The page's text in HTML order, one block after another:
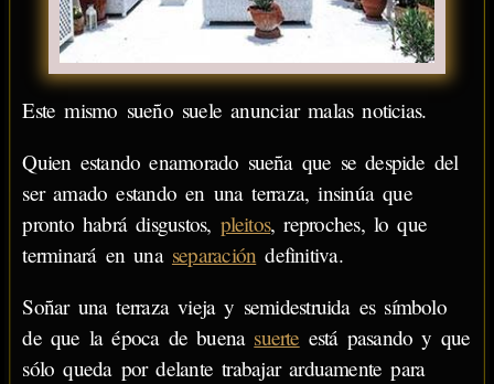
Este mismo sueño suele anunciar malas noticias.
Quien estando enamorado sueña que se despide del
ser amado estando en una terraza, insinúa que
pronto habrá disgustos, pleitos, reproches, lo que
terminará en una separación definitiva.
Soñar una terraza vieja y semidestruida es símbolo
de que la época de buena suerte está pasando y que
sólo queda por delante trabajar arduamente para